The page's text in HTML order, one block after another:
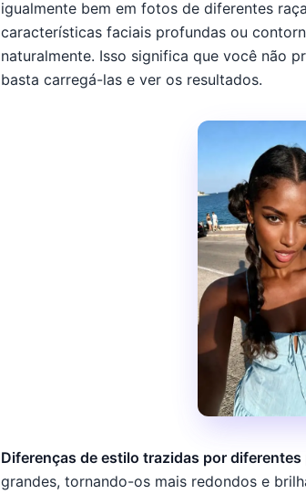
igualmente bem em fotos de diferentes
características faciais profundas ou
naturalmente. Isso significa que você não
basta carregá-las e ver os resultados.
Diferenças de estilo trazidas por
grandes, tornando-os mais redondos e